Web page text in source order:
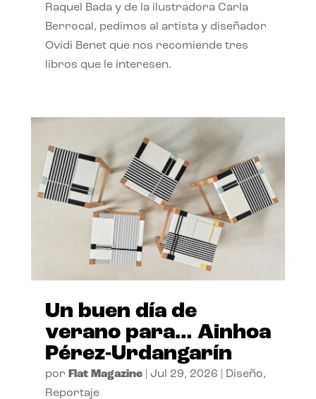
Raquel Bada y de la ilustradora Carla
Berrocal, pedimos al artista y diseñador
Ovidi Benet que nos recomiende tres
libros que le interesen.
Un buen día de
verano para… Ainhoa
Pérez-Urdangarín
por Flat Magazine| Jul 29, 2026 Diseño,
Reportaje